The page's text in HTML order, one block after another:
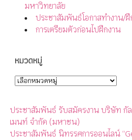
มหาวิทยาลัย
ประชาสัมพันธ์โอกาสทำงาน/ฝึ
การเตรียมตัวก่อนไปฝึกงาน
หมวดหมู่
ประชาสัมพันธ์ รับสมัครงาน บริษัท กัล
เมนท์ จำกัด (มหาชน)
ประชาสัมพันธ์ นิทรรศการออนไลน์